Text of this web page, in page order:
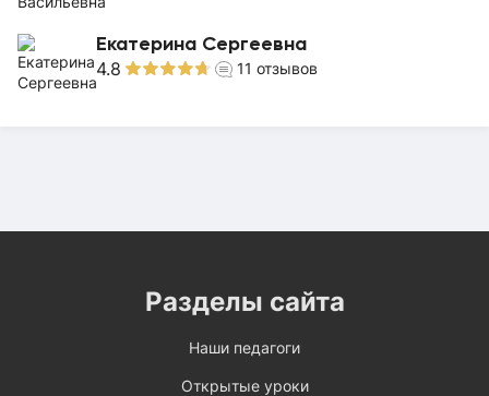
Екатерина Сергеевна
4.8 11 отзывов
Разделы сайта
Наши педагоги
Открытые уроки